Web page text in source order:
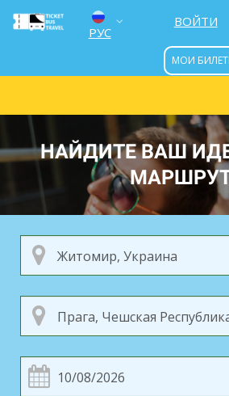
РУС
ENG
УКР
ВОЙТИ
МОИ
НАЙДИТЕ ВАШ